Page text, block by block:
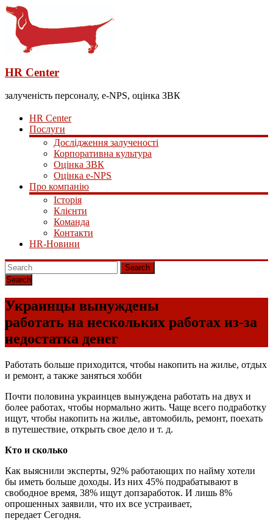
HR Center
залученість персоналу, e-NPS, оцінка ЗВК
HR Center
Послуги
Дослідження залученості
Корпоративна культура
Оцінка ЗВК
Оцінка e-NPS
Про компанію
Історія
Клієнти
Команда
Контакти
HR-Новини
Search
Украинцы вынуждены
работать на нескольких работах из-за
недостатка денег
Работать больше приходится, чтобы накопить на жилье, отдых
и ремонт, а также заняться хобби
Почти половина украинцев вынуждена работать на двух и
более работах, чтобы нормально жить. Чаще всего подработку
ищут, чтобы накопить на жилье, автомобиль, ремонт, поехать
в путешествие, открыть свое дело и т. д.
Кто и сколько
Как выяснили эксперты, 92% работающих по найму хотели
бы иметь больше доходы. Из них 45% подрабатывают в
свободное время, 38% ищут допзаработок. И лишь 8%
опрошенных заявили, что их все устраивает,
передает Сегодня.